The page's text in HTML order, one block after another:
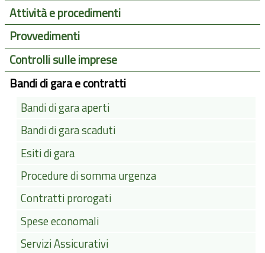
Attività e procedimenti
Provvedimenti
Controlli sulle imprese
Bandi di gara e contratti
Bandi di gara aperti
Bandi di gara scaduti
Esiti di gara
Procedure di somma urgenza
Contratti prorogati
Spese economali
Servizi Assicurativi